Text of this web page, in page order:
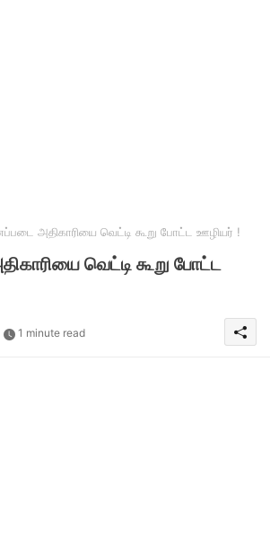
அதிகாரியை வெட்டி கூறு போட்ட ஊழியர் !
வெட்டி கூறு போட்ட
1 minute read